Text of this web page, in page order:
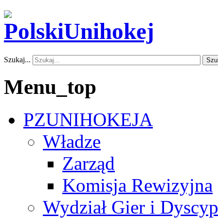
Szukaj...
Menu_top
PZUNIHOKEJA
Władze
Zarząd
Komisja Rewizyjna
Wydział Gier i